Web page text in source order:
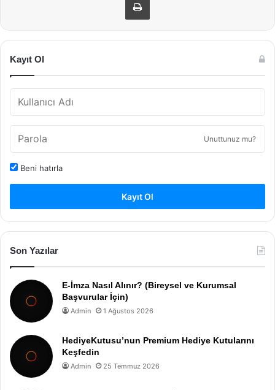
Kayıt Ol
Unuttunuz mu?
Beni hatırla
Kayıt Ol
Son Yazılar
E-İmza Nasıl Alınır? (Bireysel ve Kurumsal
Başvurular İçin)
Admin 1 Ağustos 2026
HediyeKutusu’nun Premium Hediye Kutularını
Keşfedin
Admin 25 Temmuz 2026